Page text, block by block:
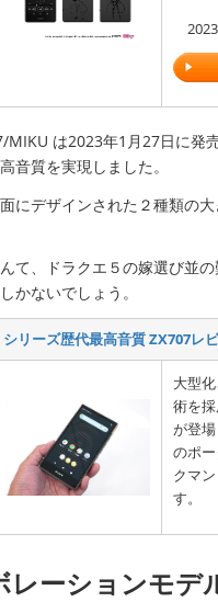
は2023年1月27日に発
音質を実現しました。
にデザインされた２種類の
て、ドラクエ５の嫁選び並
かないでしょう。
シリーズ歴代最高音質 ZX707レ
大型
術を
が登
のポ
クマ
す。
レーションモ